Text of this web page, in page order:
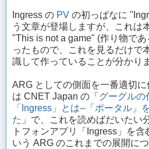
Ingress の PV の初っぱなに
う文章が登場しますが、これは
"This is not a game" (作り物で
ったもので、これを見るだけで
識して作っていることが分かり
ARG としての側面を一番適切
は CNET Japan の「 グーグルの
「Ingress」とは--「ポータル」
た 」で、これを読めばだいたい
トフォンアプリ「Ingress」を
いう ARG のこれまでの展開に